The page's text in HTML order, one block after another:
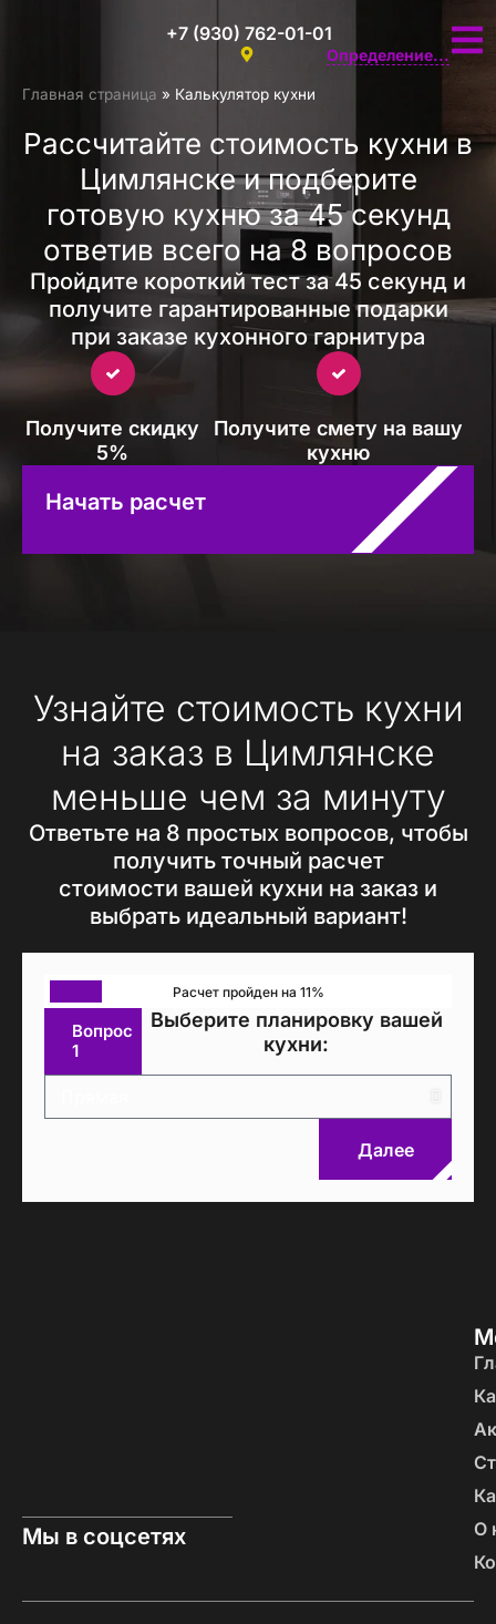
+7 (930) 762-01-01
Определение...
Главная страница » Калькулятор кухни
Рассчитайте стоимость кухни в
Цимлянске и подберите
готовую кухню за 45 секунд
ответив всего на 8 вопросов
Пройдите короткий тест за 45 секунд и
получите гарантированные подарки
при заказе кухонного гарнитура
Получите скидку
5%
Получите смету на вашу
кухню
Начать расчет
Узнайте стоимость кухни
на заказ в Цимлянске
меньше чем за минуту
Ответьте на 8 простых вопросов, чтобы
получить точный расчет
стоимости вашей кухни на заказ и
выбрать идеальный вариант!
Расчет пройден на 11%
Вопрос
1
Выберите планировку вашей
кухни:
Далее
Мы в соцсетях
О